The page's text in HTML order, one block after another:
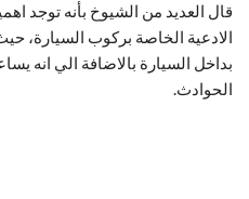
قال العديد من الشيوخ بأنه توجد
الادعية الخاصة بركوب السيارة،
بداخل السيارة بالاضافة الي انه
الحوادث.